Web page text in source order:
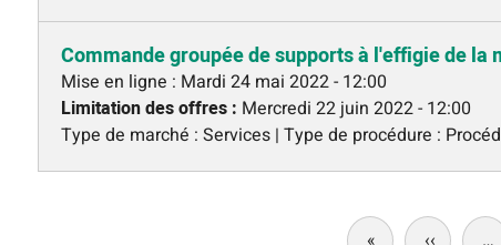
Commande groupée de supports à l'effigie de
Mise en ligne : Mardi 24 mai 2022 - 12:00
Limitation des offres : Mercredi 22 juin 2022 - 12:00
Type de marché : Services | Type de procédure :